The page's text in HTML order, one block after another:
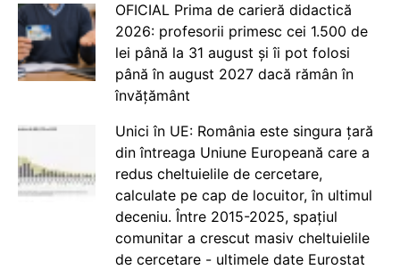
OFICIAL Prima de carieră didactică
2026: profesorii primesc cei 1.500 de
lei până la 31 august și îi pot folosi
până în august 2027 dacă rămân în
învățământ
Unici în UE: România este singura țară
din întreaga Uniune Europeană care a
redus cheltuielile de cercetare,
calculate pe cap de locuitor, în ultimul
deceniu. Între 2015-2025, spațiul
comunitar a crescut masiv cheltuielile
de cercetare - ultimele date Eurostat